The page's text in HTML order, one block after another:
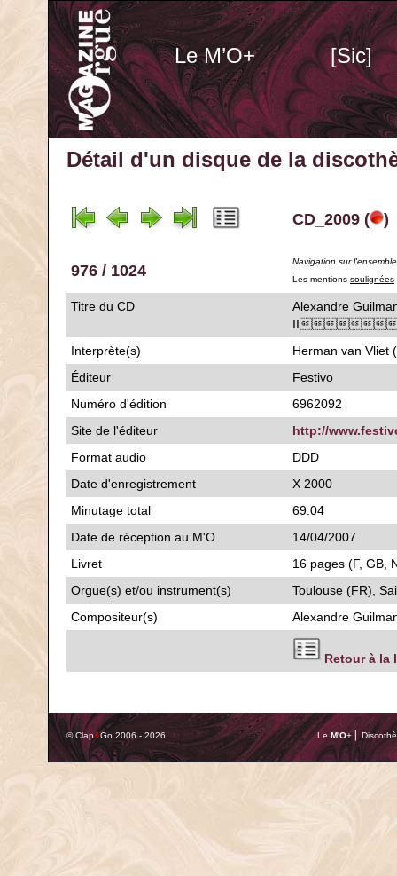
Le M’O+ [Sic]
Détail d'un disque de la
CD_2009 ( )
976 / 1024
Navigation sur
Les mentions soulignées
Titre du CD
Alexandre
Interprète(s)
Herman van Vliet
Éditeur
Festivo
Numéro d'édition
6962092
Site de l'éditeur
http://
Format audio
DDD
Date d'enregistrement
X 2000
Minutage total
69:04
Date de réception au M'O
14/04/2007
Livret
16 pages (F, GB,
Orgue(s) et/ou instrument(s)
Toulouse (FR),
Compositeur(s)
Alexandre
Retour à la
© Clap&Go 2006 - 2026 Le M'O+ ⎢